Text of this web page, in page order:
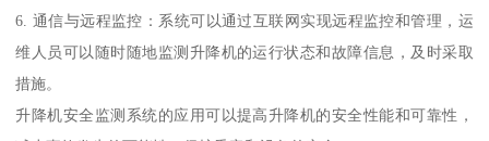
6. 通信与远程监控：系统可以通过互联网实现远程监控和管理，运
维人员可以随时随地监测升降机的运行状态和故障信息，及时采取
措施。
升降机安全监测系统的应用可以提高升降机的安全性能和可靠性，